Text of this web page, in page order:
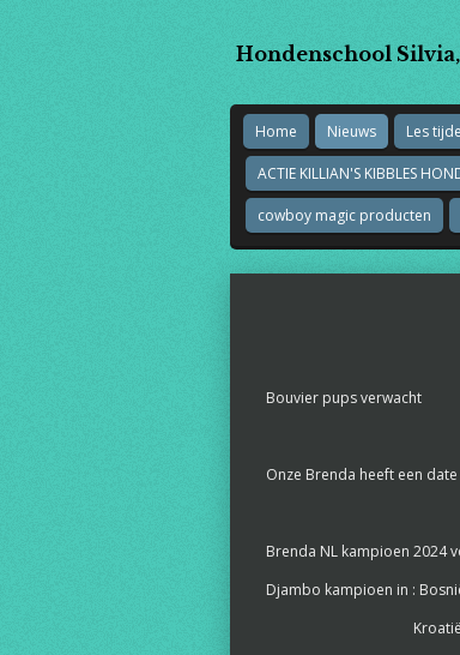
Hondenschool
Home Nieuws Les
ACTIE KILLIAN'S KIBBLES
cowboy magic producten
Bouvier pups verwacht
Onze Brenda heeft een
Brenda NL kampioen 2024
Djambo kampioen in :
Kroatië